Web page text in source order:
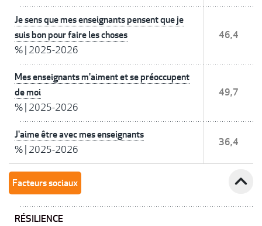
Je sens que mes enseignants pensent que je
suis bon pour faire les choses
% 2025-2026
46,4
Mes enseignants m'aiment et se préoccupent
de moi
% 2025-2026
49,7
J'aime être avec mes enseignants
% 2025-2026
36,4
Facteurs sociaux expand_less
RÉSILIENCE